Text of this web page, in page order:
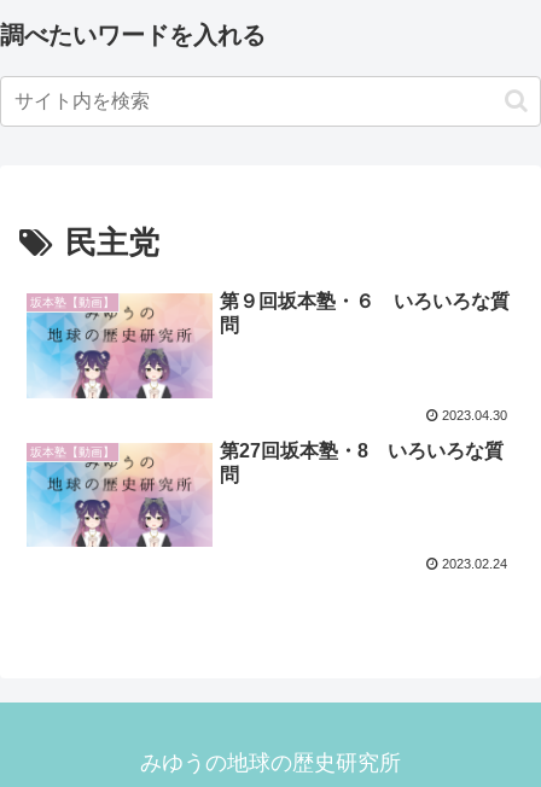
調べたいワードを入れる
民主党
坂本塾【動画】
第９回坂本塾・６ いろいろな質
問
2023.04.30
坂本塾【動画】
第27回坂本塾・8 いろいろな質
問
2023.02.24
みゆうの地球の歴史研究所